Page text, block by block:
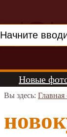
Новые
Вы здесь: Главная